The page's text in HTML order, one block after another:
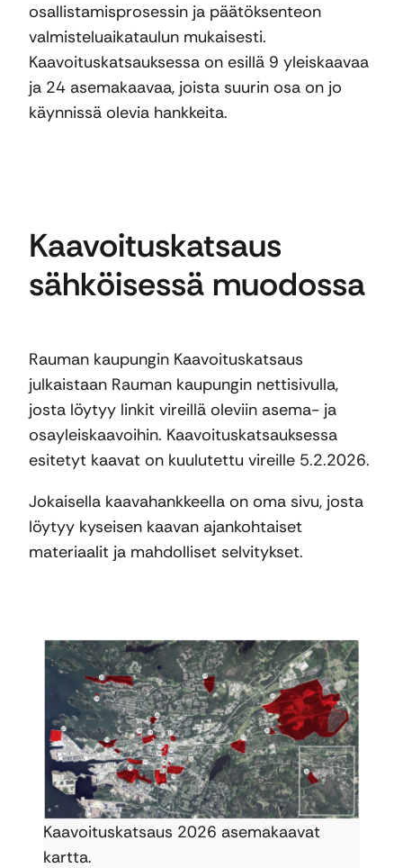
osallistamisprosessin ja päätöksenteon
valmisteluaikataulun mukaisesti.
Kaavoituskatsauksessa on esillä 9 yleiskaavaa
ja 24 asemakaavaa, joista suurin osa on jo
käynnissä olevia hankkeita.
Kaavoituskatsaus
sähköisessä muodossa
Rauman kaupungin Kaavoituskatsaus
julkaistaan Rauman kaupungin nettisivulla,
josta löytyy linkit vireillä oleviin asema- ja
osayleiskaavoihin. Kaavoituskatsauksessa
esitetyt kaavat on kuulutettu vireille 5.2.2026.
Jokaisella kaavahankkeella on oma sivu, josta
löytyy kyseisen kaavan ajankohtaiset
materiaalit ja mahdolliset selvitykset.
Kaavoituskatsaus 2026 asemakaavat
kartta.